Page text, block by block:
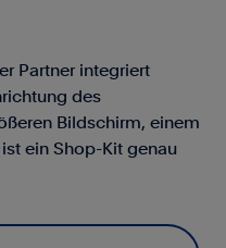
Partner integriert
des
Bildschirm, einem
ein Shop-Kit genau